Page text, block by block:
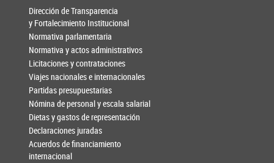
Dirección de Transparencia
y Fortalecimiento Institucional
Normativa parlamentaria
Normativa y actos administrativos
Licitaciones y contrataciones
Viajes nacionales e internacionales
Partidas presupuestarias
Nómina de personal y escala salarial
Dietas y gastos de representación
Declaraciones juradas
Acuerdos de financiamiento
internacional